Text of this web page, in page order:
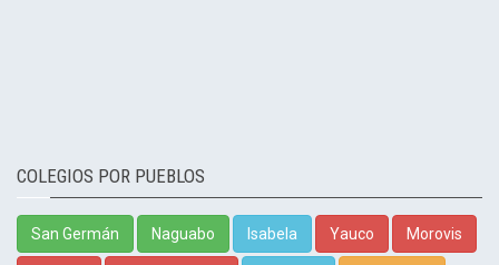
COLEGIOS POR PUEBLOS
San Germán Naguabo Isabela Yauco Morovis